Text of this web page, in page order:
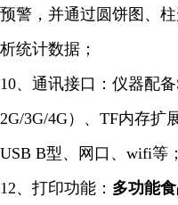
预警，并通过圆饼图、
析统计数据；
10、通讯接口：仪器配
2G/3G/4G）、TF内存扩
USB B型、网口、wifi等；
12、打印功能： 多功能